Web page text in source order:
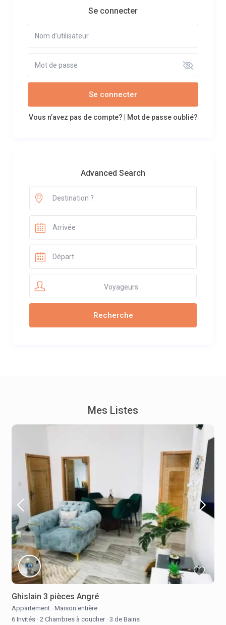
Se connecter
Se connecter
Vous n’avez pas de compte? Mot de passe oublié?
Advanced Search
Voyageurs
Mes Listes
Ghislain 3 pièces Angré
Appartement · Maison entière
6 Invités · 2 Chambres à coucher · 3 de Bains